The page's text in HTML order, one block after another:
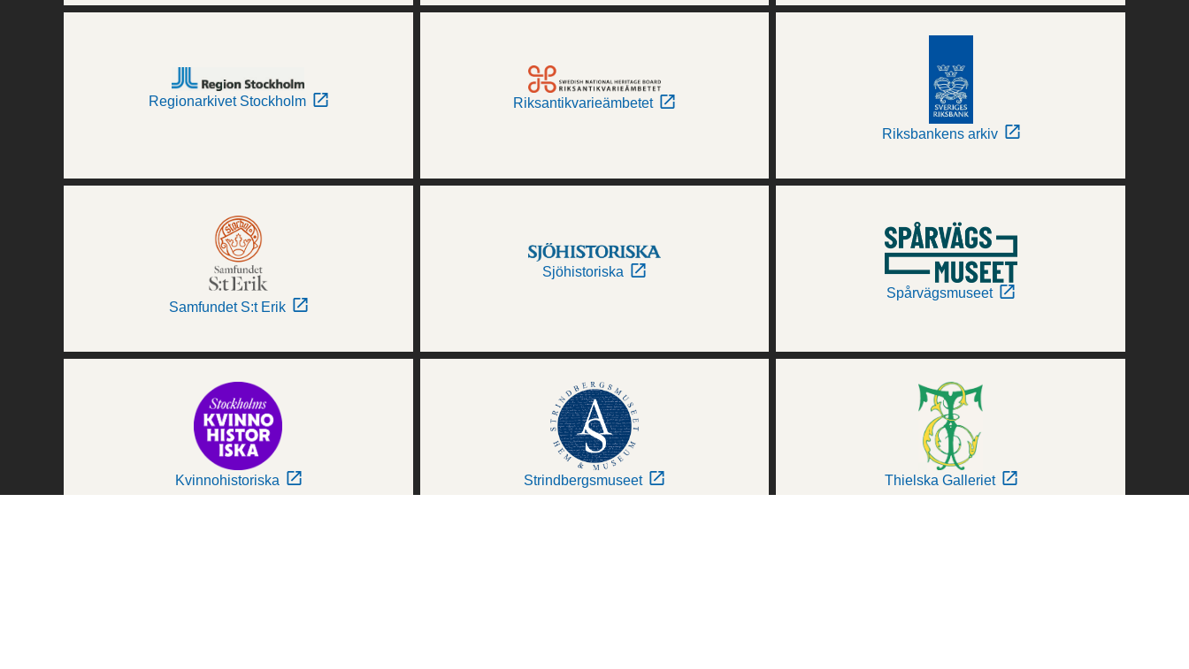
Regionarkivet Stockholm Riksantikvarieämbetet
Riksbankens arkiv
Samfundet S:t Erik
Sjöhistoriska
Spårvägsmuseet
Kvinnohistoriska Strindbergsmuseet Thielska Galleriet